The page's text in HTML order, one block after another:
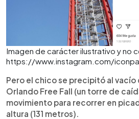
Imagen de carácter ilustrativo y no
https://www.instagram.com/
Pero el chico se precipitó al
Orlando Free Fall (un torre de
movimiento para recorrer en
altura (131 metros).